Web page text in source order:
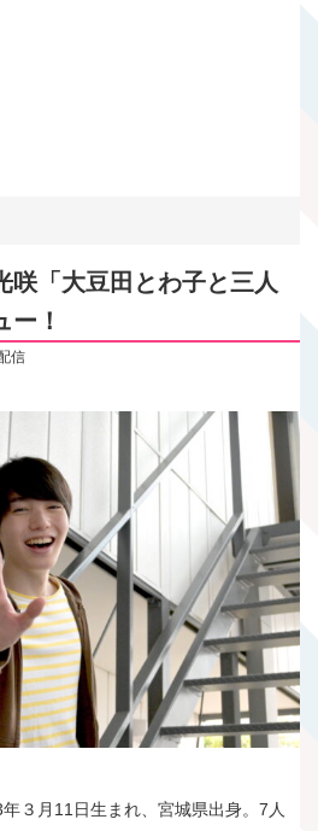
咲「大豆田とわ子と三人
ー！
信
３月11日生まれ、宮城県出身。7人